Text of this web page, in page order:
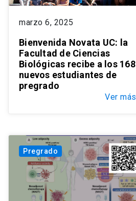
marzo 6, 2025
Bienvenida Novata UC: la
Facultad de Ciencias
Biológicas recibe a los 168
nuevos estudiantes de
pregrado
Ver más
Pregrado